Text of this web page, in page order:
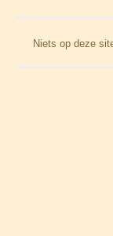
Niets op deze